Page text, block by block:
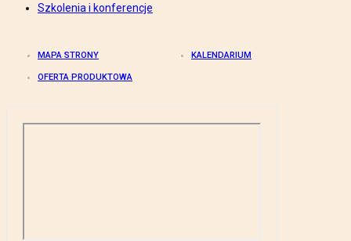
Szkolenia i konferencje
MAPA STRONY KALENDARIUM
OFERTA PRODUKTOWA